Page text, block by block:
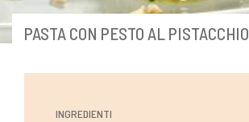
PASTA CON PESTO AL PISTACCHIO
INGREDIENTI